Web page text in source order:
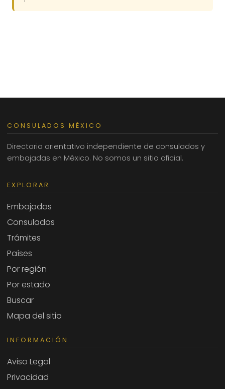
CONSULADOS MÉXICO
Directorio orientativo independiente de consulados y
embajadas en México. No somos un sitio oficial.
EXPLORAR
Embajadas
Consulados
Trámites
Países
Por región
Por estado
Buscar
Mapa del sitio
INFORMACIÓN
Aviso Legal
Privacidad